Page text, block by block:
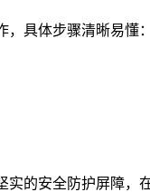
具体步骤清晰易懂
的安全防护屏障，